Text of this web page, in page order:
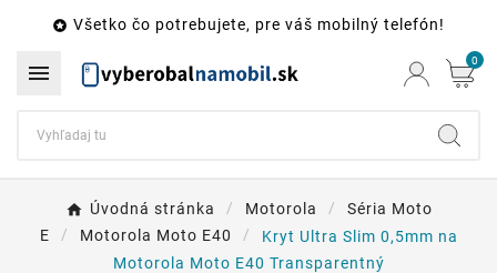
 Všetko čo potrebujete, pre váš mobilný telefón!
 0
Úvodná stránka Motorola
Séria Moto
E
Motorola Moto E40
Kryt Ultra Slim 0,5mm na
Motorola Moto E40 Transparentný